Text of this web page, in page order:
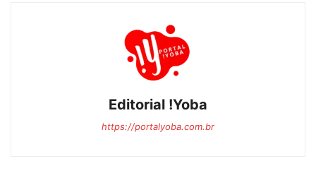
Editorial !Yoba
https://portalyoba.com.br